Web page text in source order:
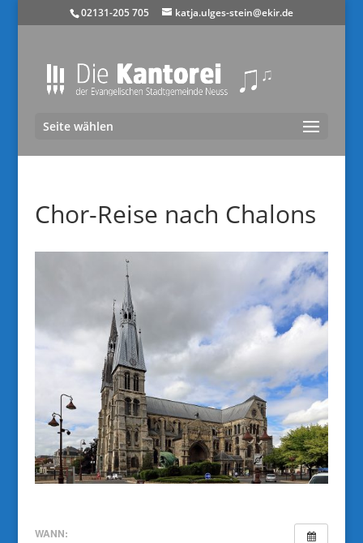
02131-205 705 katja.ulges-stein@ekir.de
Seite wählen
Chor-Reise nach Chalons
WANN: